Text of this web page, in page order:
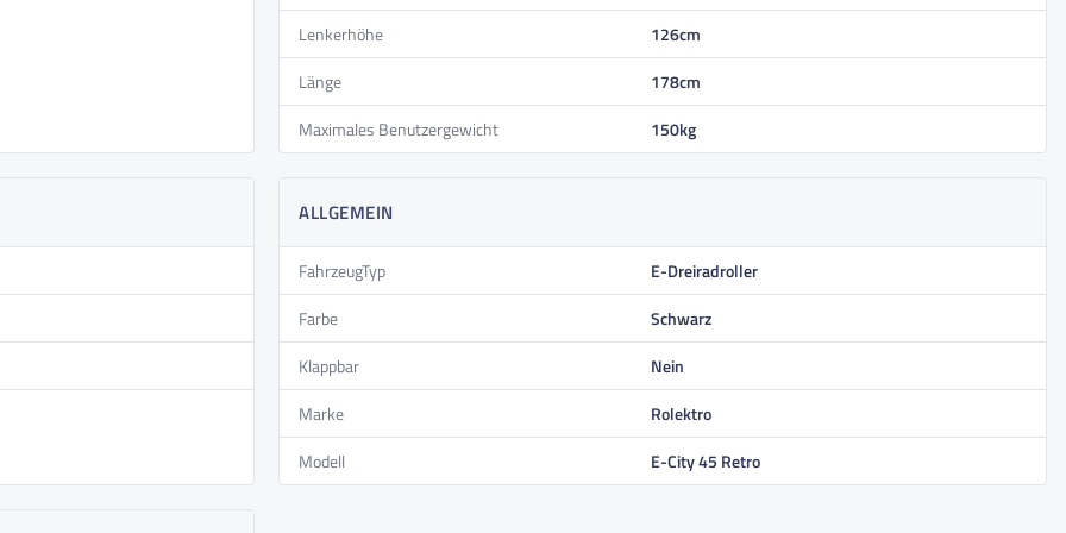
Lenkerhöhe
126cm
Länge
178cm
Maximales Benutzergewicht
150kg
ALLGEMEIN
FahrzeugTyp
E-Dreiradroller
Farbe
Schwarz
Klappbar
Nein
Marke
Rolektro
Modell
E-City 45 Retro